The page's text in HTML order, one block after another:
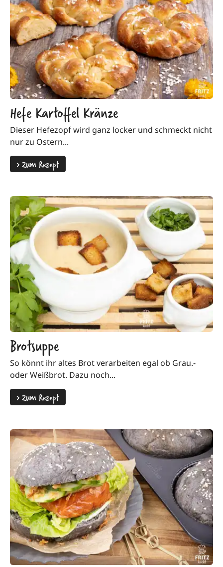
Hefe Kartoffel Kränze
Dieser Hefezopf wird ganz locker und schmeckt nicht
nur zu Ostern...
>Zum Rezept
Brotsuppe
So könnt ihr altes Brot verarbeiten egal ob Grau.-
oder Weißbrot. Dazu noch...
>Zum Rezept